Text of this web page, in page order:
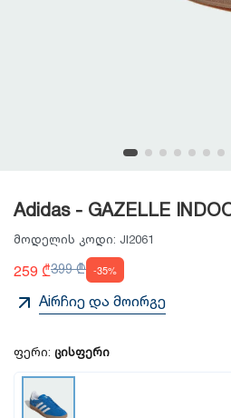
Adidas - GAZELLE
მოდელის კოდი: JI2061
259 ₾399 ₾ -35%
Aiრჩიე და მოირგე
ფერი: ცისფერი